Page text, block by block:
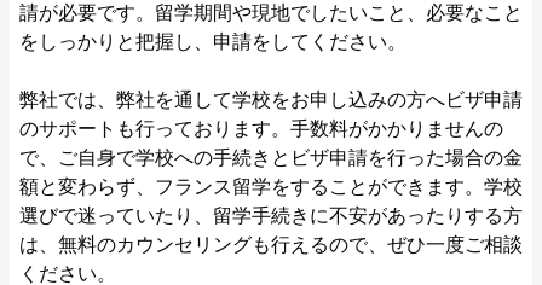
請が必要です。留学期間や現地でしたいこと、必要なこと
をしっかりと把握し、申請をしてください。
弊社では、弊社を通して学校をお申し込みの方へビザ申請
のサポートも行っております。手数料がかかりませんの
で、ご自身で学校への手続きとビザ申請を行った場合の金
額と変わらず、フランス留学をすることができます。学校
選びで迷っていたり、留学手続きに不安があったりする方
は、無料のカウンセリングも行えるので、ぜひ一度ご相談
ください。